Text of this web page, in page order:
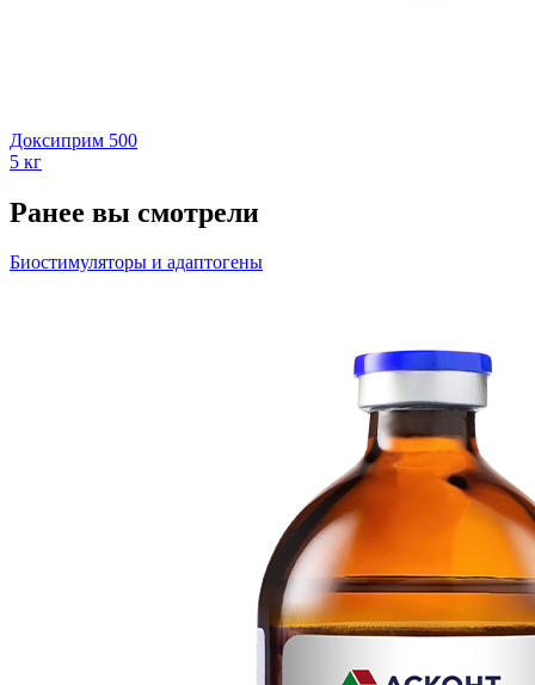
Доксиприм 500
5 кг
Ранее вы смотрели
Биостимуляторы и адаптогены